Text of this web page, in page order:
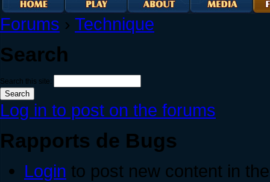
Forums › Technique
Search
Search this site:
Log in to post on the forums
Rapports de Bugs
Login to post new content in